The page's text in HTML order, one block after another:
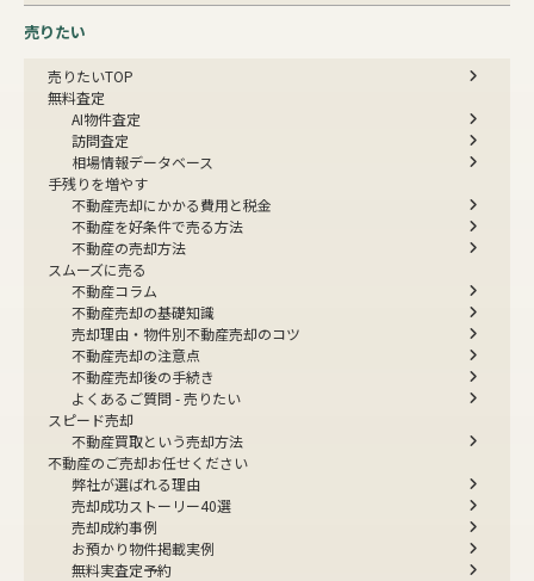
売りたい
売りたいTOP
無料査定
AI物件査定
訪問査定
相場情報データベース
手残りを増やす
不動産売却にかかる費用と税金
不動産を好条件で売る方法
不動産の売却方法
スムーズに売る
不動産コラム
不動産売却の基礎知識
売却理由・物件別不動産売却のコツ
不動産売却の注意点
不動産売却後の手続き
よくあるご質問 - 売りたい
スピード売却
不動産買取という売却方法
不動産のご売却お任せください
弊社が選ばれる理由
売却成功ストーリー40選
売却成約事例
お預かり物件掲載実例
無料実査定予約